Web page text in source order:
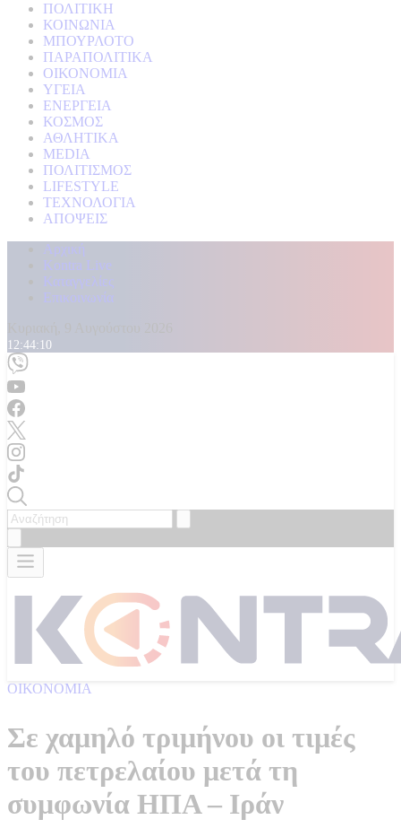
ΠΟΛΙΤΙΚΗ
ΚΟΙΝΩΝΙΑ
ΜΠΟΥΡΛΟΤΟ
ΠΑΡΑΠΟΛΙΤΙΚΑ
ΟΙΚΟΝΟΜΙΑ
ΥΓΕΙΑ
ΕΝΕΡΓΕΙΑ
ΚΟΣΜΟΣ
ΑΘΛΗΤΙΚΑ
MEDIA
ΠΟΛΙΤΙΣΜΟΣ
LIFESTYLE
ΤΕΧΝΟΛΟΓΙΑ
ΑΠΟΨΕΙΣ
Αρχική
Kontra Live
Καταγγελίες
Επικοινωνία
12:44:12
ΟΙΚΟΝΟΜΙΑ
Σε χαμηλό τριμήνου οι τιμές
του πετρελαίου μετά τη
συμφωνία ΗΠΑ – Ιράν